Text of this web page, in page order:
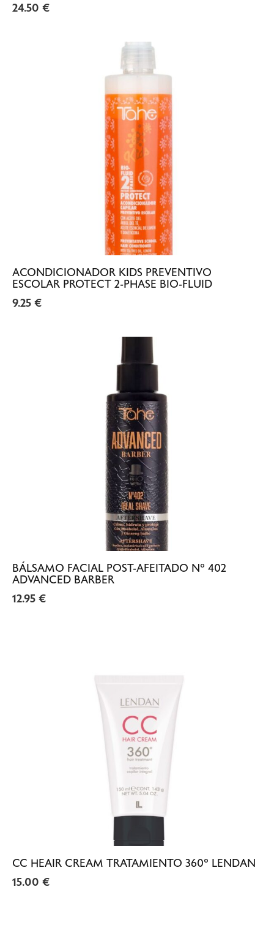
24.50 €
ACONDICIONADOR KIDS PREVENTIVO
ESCOLAR PROTECT 2-PHASE BIO-FLUID
9.25 €
BÁLSAMO FACIAL POST-AFEITADO Nº 402
ADVANCED BARBER
12.95 €
CC HEAIR CREAM TRATAMIENTO 360º LENDAN
15.00 €